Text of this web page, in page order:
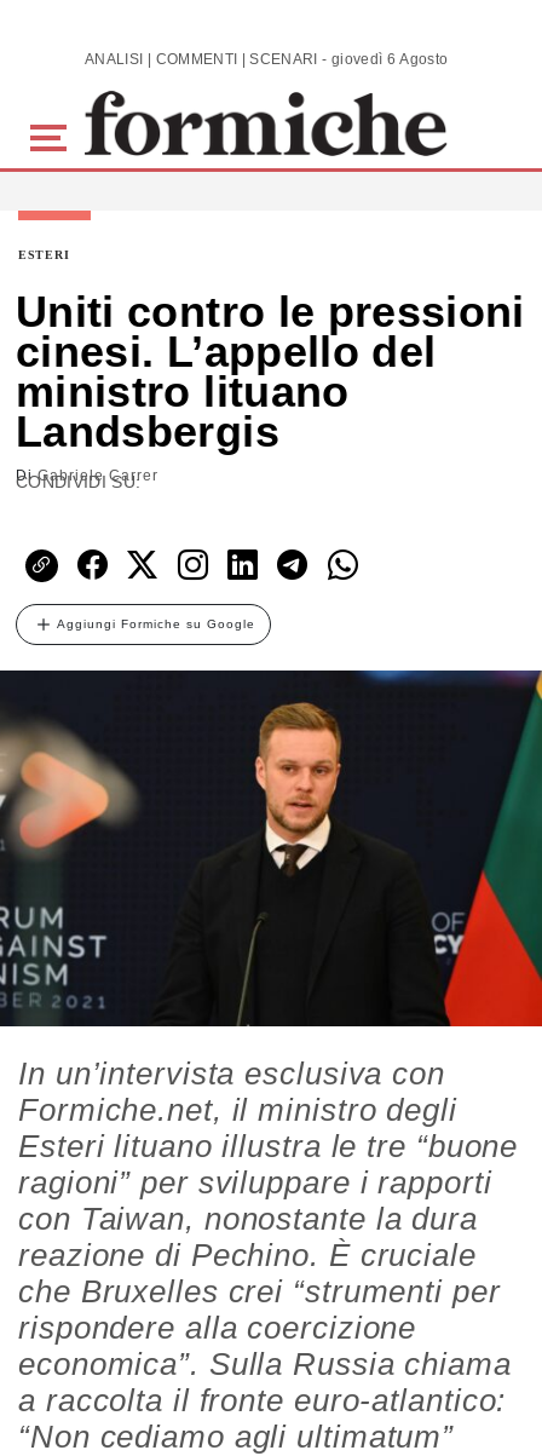
Skip to main content ANALISI | COMMENTI | SCENARI - giovedì 6 Agosto 2026
ESTERI
Uniti contro le pressioni
cinesi. L’appello del
ministro lituano
Landsbergis
DiGabriele Carrer
CONDIVIDI SU:
Aggiungi Formiche su Google
In un’intervista esclusiva con
Formiche.net, il ministro degli
Esteri lituano illustra le tre “buone
ragioni” per sviluppare i rapporti
con Taiwan, nonostante la dura
reazione di Pechino. È cruciale
che Bruxelles crei “strumenti per
rispondere alla coercizione
economica”. Sulla Russia chiama
a raccolta il fronte euro-atlantico:
“Non cediamo agli ultimatum”